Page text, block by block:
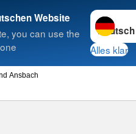
Website
you can use the
Sprache
Alles klar
Ansbach
Suche